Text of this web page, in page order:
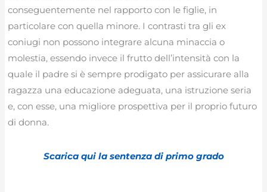
conseguentemente nel rapporto con le figlie, in
particolare con quella minore. I contrasti tra gli ex
coniugi non possono integrare alcuna minaccia o
molestia, essendo invece il frutto dell’intensità con la
quale il padre si è sempre prodigato per assicurare alla
ragazza una educazione adeguata, una istruzione seria
e, con esse, una migliore prospettiva per il proprio futuro
di donna.
Scarica qui la sentenza di primo grado